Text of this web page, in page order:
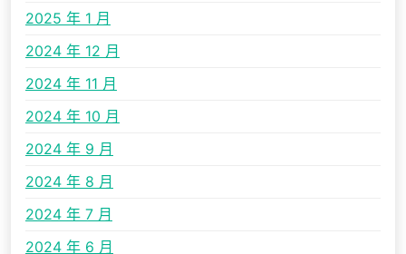
2025 年 1 月
2024 年 12 月
2024 年 11 月
2024 年 10 月
2024 年 9 月
2024 年 8 月
2024 年 7 月
2024 年 6 月